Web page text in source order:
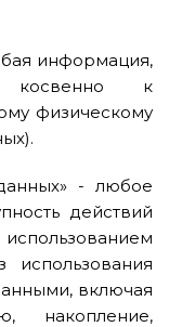
информация,
косвенно к
физическому
- любое
действий
использования
включая
накопление,